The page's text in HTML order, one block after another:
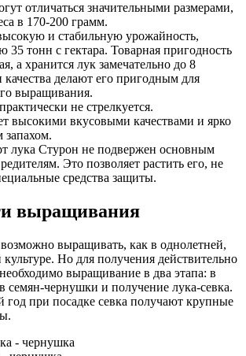
отличаться значительными размерами,
в 170-200 грамм.
и стабильную урожайность,
35 тонн с гектара. Товарная пригодность
а хранится лук замечательно до 8
качества делают его пригодным для
выращивания.
не стрелкуется.
высокими вкусовыми качествами и ярко
лука Стурон не подвержен основным
Это позволяет растить его, не
средства защиты.
выращивания
выращивать, как в однолетней,
культуре. Но для получения действительно
выращивание в два этапа: в
семян-чернушки и получение лука-севка.
год при посадке севка получают крупные